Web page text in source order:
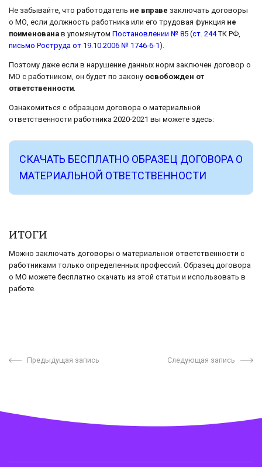
Не забывайте, что работодатель не вправе заключать договоры
о МО, если должность работника или его трудовая функция не
поименована в упомянутом Постановлении № 85 (ст. 244ТК РФ,
письмо Роструда от 19.10.2006 № 1746-6-1).
Поэтому даже если в нарушение данных норм заключен договор о
МО с работником, он будет по закону освобожден от
ответственности
Ознакомиться с образцом договора о материальной
ответственности работника 2020-2021 вы можете здесь:
СКАЧАТЬ БЕСПЛАТНО ОБРАЗЕЦ ДОГОВОРА О
МАТЕРИАЛЬНОЙ ОТВЕТСТВЕННОСТИ
ИТОГИ
Можно заключать договоры о материальной ответственности с
работниками только определенных профессий. Образец договора
о МО можете бесплатно скачать из этой статьи и использовать в
работе.
Предыдущая запись Следующая запись